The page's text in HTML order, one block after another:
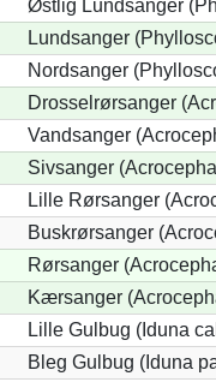
Østlig Lundsanger
Lundsanger
Nordsanger
Drosselrørsanger
Vandsanger
Sivsanger
Lille Rørsanger
Buskrørsanger
Rørsanger
Kærsanger
Lille Gulbug (Iduna
Bleg Gulbug (Iduna